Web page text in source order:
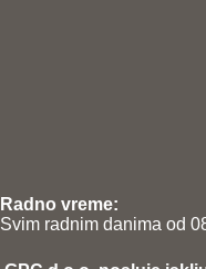
Radno vreme:
Svim radnim danima od